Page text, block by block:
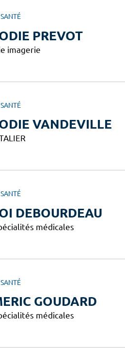
PREVOT
imagerie
VANDEVILLE
DEBOURDEAU
médicales
GOUDARD
médicales